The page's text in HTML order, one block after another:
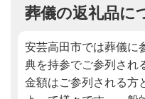
葬儀の返礼品に
安芸高田市では葬儀に
典を持参でご参列され
金額はご参列される方